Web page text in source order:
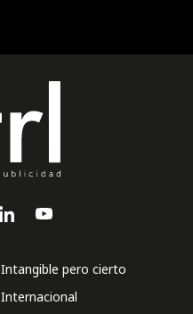
Intangible pero cierto
Internacional